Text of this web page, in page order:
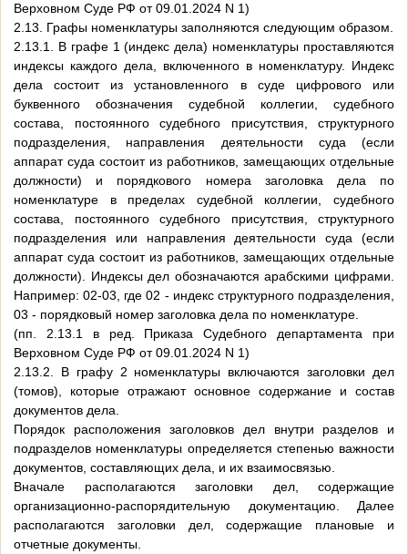
Верховном Суде РФ от 09.01.2024 N 1)
2.13. Графы номенклатуры заполняются следующим образом.
2.13.1. В графе 1 (индекс дела) номенклатуры проставляются
индексы каждого дела, включенного в номенклатуру. Индекс
дела состоит из установленного в суде цифрового или
буквенного обозначения судебной коллегии, судебного
состава, постоянного судебного присутствия, структурного
подразделения, направления деятельности суда (если
аппарат суда состоит из работников, замещающих отдельные
должности) и порядкового номера заголовка дела по
номенклатуре в пределах судебной коллегии, судебного
состава, постоянного судебного присутствия, структурного
подразделения или направления деятельности суда (если
аппарат суда состоит из работников, замещающих отдельные
должности). Индексы дел обозначаются арабскими цифрами.
Например: 02-03, где 02 - индекс структурного подразделения,
03 - порядковый номер заголовка дела по номенклатуре.
(пп. 2.13.1 в ред. Приказа Судебного департамента при
Верховном Суде РФ от 09.01.2024 N 1)
2.13.2. В графу 2 номенклатуры включаются заголовки дел
(томов), которые отражают основное содержание и состав
документов дела.
Порядок расположения заголовков дел внутри разделов и
подразделов номенклатуры определяется степенью важности
документов, составляющих дела, и их взаимосвязью.
Вначале располагаются заголовки дел, содержащие
организационно-распорядительную документацию. Далее
располагаются заголовки дел, содержащие плановые и
отчетные документы.